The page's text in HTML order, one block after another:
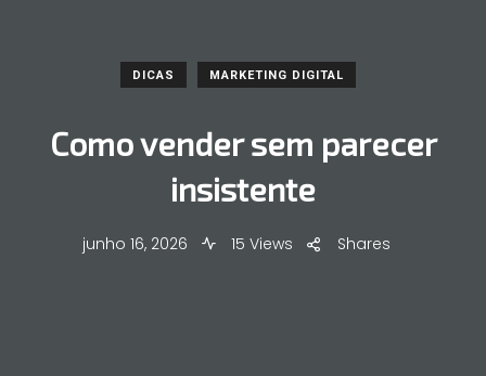
DICAS MARKETING DIGITAL
Como vender sem parecer
insistente
junho 16, 2026 15 Views Shares